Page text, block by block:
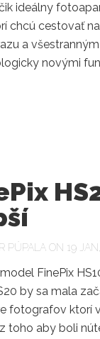
ideálny
chcú cestovať
a
novými
PÚPALA ON 19 JAN,
FinePix
by sa mala
fotografov ktorí
toho aby boli